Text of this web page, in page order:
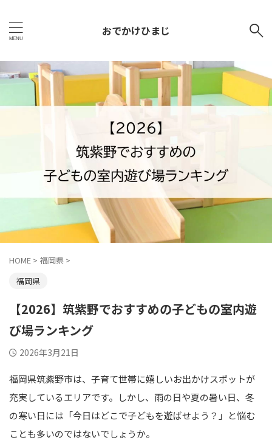
おでかけひまじ
HOME > 福岡県 >
福岡県
【2026】筑紫野でおすすめの子どもの室内遊
び場ランキング
2026年3月21日
福岡県筑紫野市は、子育て世帯に嬉しいお出かけスポットが
充実しているエリアです。しかし、雨の日や夏の暑い日、冬
の寒い日には「今日はどこで子どもを遊ばせよう？」と悩む
ことも多いのではないでしょうか。